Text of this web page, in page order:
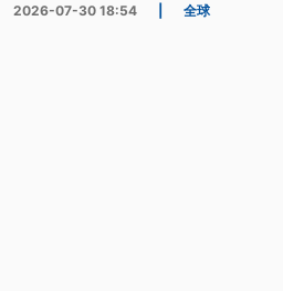
2026-07-30 18:54 全球